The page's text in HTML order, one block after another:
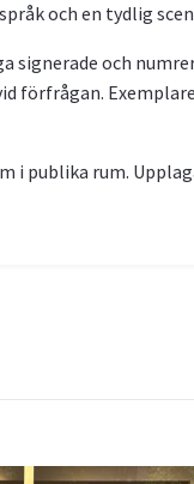
och en tydlig
signerade och
publika rum.